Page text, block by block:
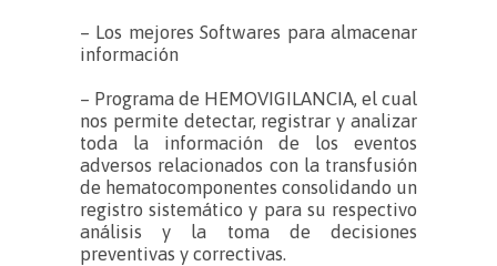
– Los mejores Softwares para almacenar
información
– Programa de HEMOVIGILANCIA, el cual
nos permite detectar, registrar y analizar
toda la información de los eventos
adversos relacionados con la transfusión
de hematocomponentes consolidando un
registro sistemático y para su respectivo
análisis y la toma de decisiones
preventivas y correctivas.